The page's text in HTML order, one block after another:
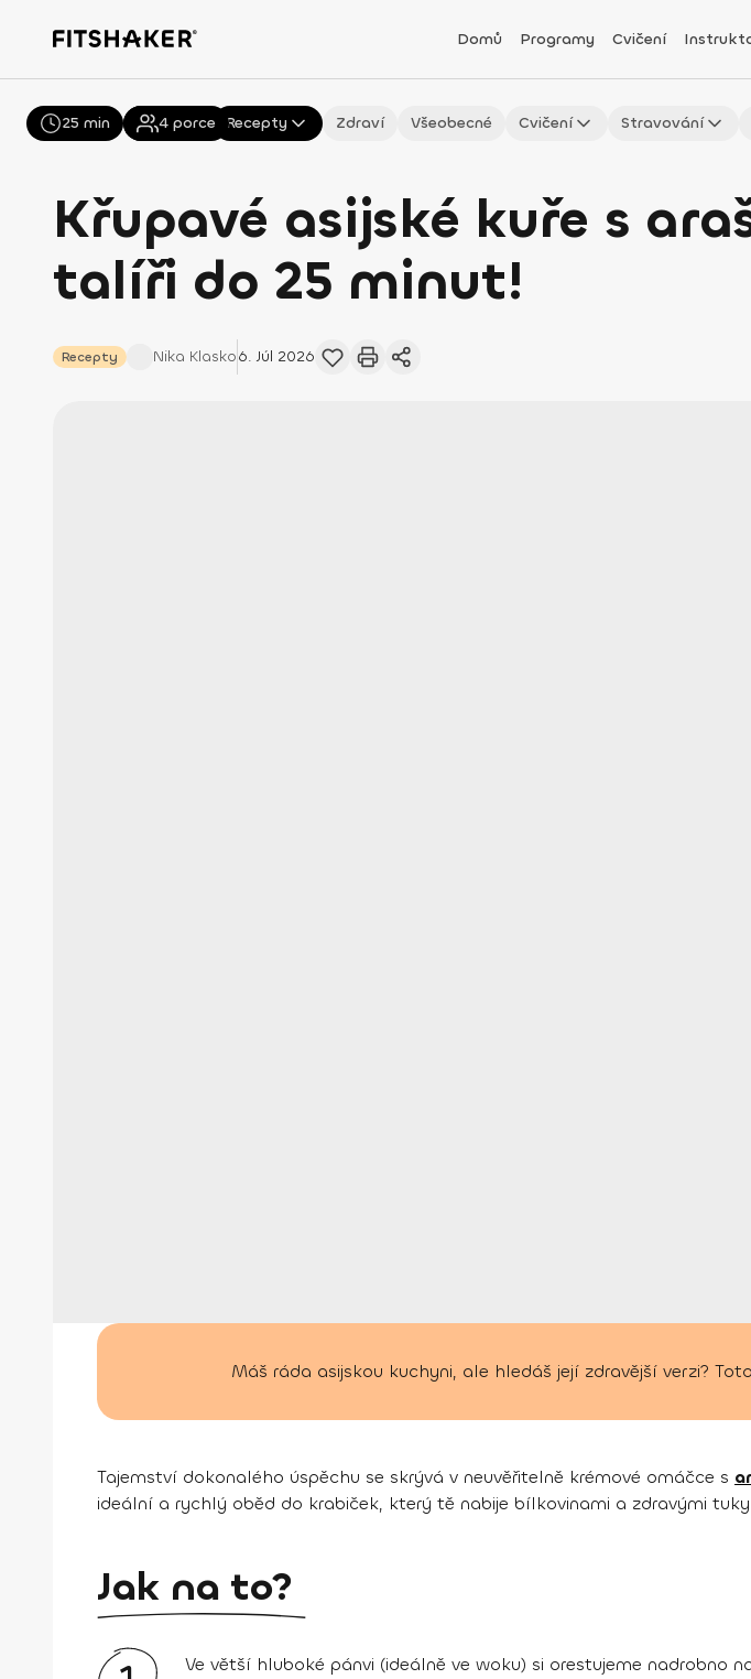
Domů Programy Cvičení
Všechny Recepty Zdraví Všeobecné Cvičení Stravování
Křupavé asijské kuře s
talíři do 25 minut!
Recepty Nika Klasko6. Júl 2026
25 min 4 porce
Máš ráda asijskou kuchyni, ale hledáš její zdravější verzi?
Tajemství dokonalého úspěchu se skrývá v neuvěřitelně krémové omáčce s
ideální a rychlý oběd do krabiček, který tě nabije bílkovinami a zdravými
Jak na to?
Ve větší hluboké pánvi (ideálně ve woku) si orestujeme nadrobno